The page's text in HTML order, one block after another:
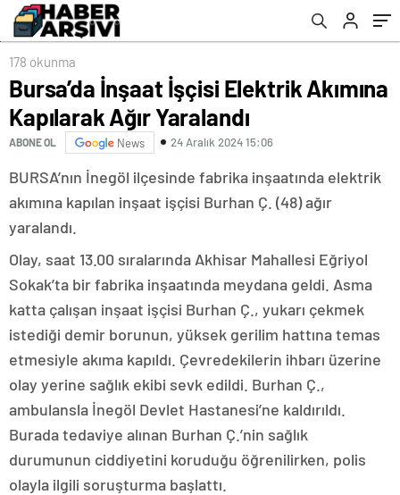
178 okunma
Bursa’da İnşaat İşçisi Elektrik Akımına
Kapılarak Ağır Yaralandı
ABONE OL News 24 Aralık 2024 15:06
BURSA’nın İnegöl ilçesinde fabrika inşaatında elektrik
akımına kapılan inşaat işçisi Burhan Ç. (48) ağır
yaralandı.
Olay, saat 13.00 sıralarında Akhisar Mahallesi Eğriyol
Sokak’ta bir fabrika inşaatında meydana geldi. Asma
katta çalışan inşaat işçisi Burhan Ç., yukarı çekmek
istediği demir borunun, yüksek gerilim hattına temas
etmesiyle akıma kapıldı. Çevredekilerin ihbarı üzerine
olay yerine sağlık ekibi sevk edildi. Burhan Ç.,
ambulansla İnegöl Devlet Hastanesi’ne kaldırıldı.
Burada tedaviye alınan Burhan Ç.’nin sağlık
durumunun ciddiyetini koruduğu öğrenilirken, polis
olayla ilgili soruşturma başlattı.